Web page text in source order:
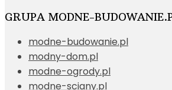
GRUPA MODNE-
modne-budowanie.pl
modny-dom.pl
modne-ogrody.pl
modne-sciany.pl